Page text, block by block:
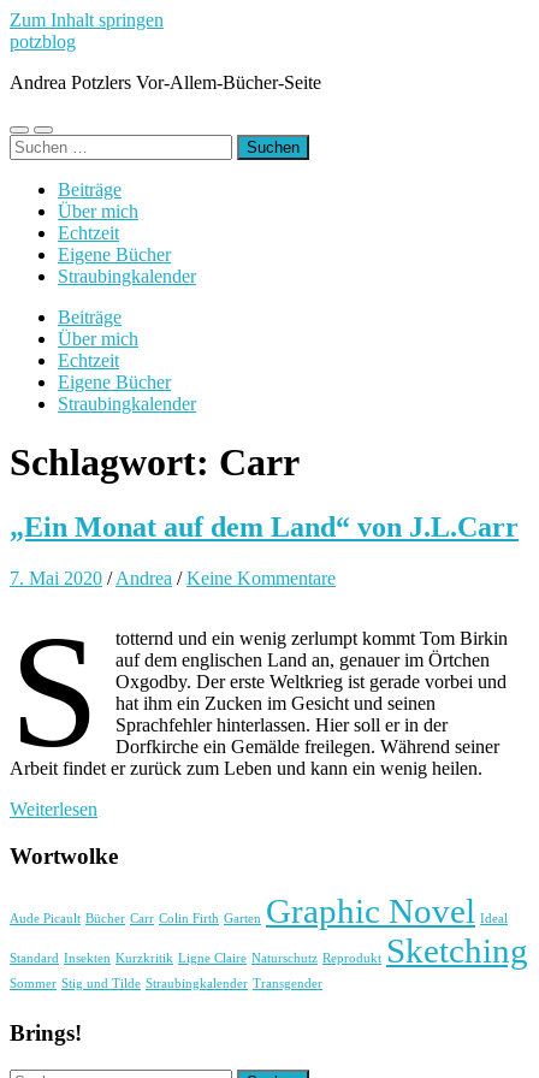
Zum Inhalt springen
potzblog
Andrea Potzlers Vor-Allem-Bücher-Seite
Mobile-
Menü
Suchfeld
ein-/ausblenden
Suchen
nach:
Beiträge
Über mich
Echtzeit
Eigene Bücher
Straubingkalender
Beiträge
Über mich
Echtzeit
Eigene Bücher
Straubingkalender
Schlagwort: Carr
„Ein Monat auf dem Land“ von J.L.Carr
7. Mai 2020 /Andrea /Keine Kommentare
S
totternd und ein wenig zerlumpt kommt Tom Birkin
auf dem englischen Land an, genauer im Örtchen
Oxgodby. Der erste Weltkrieg ist gerade vorbei und
hat ihm ein Zucken im Gesicht und seinen
Sprachfehler hinterlassen. Hier soll er in der
Dorfkirche ein Gemälde freilegen. Während seiner
Arbeit findet er zurück zum Leben und kann ein wenig heilen.
Weiterlesen
Wortwolke
Aude Picault Bücher Carr Colin Firth Garten Graphic Novel Ideal
Standard Insekten Kurzkritik Ligne Claire Naturschutz Reprodukt Sketching
Sommer Stig und Tilde Straubingkalender Transgender
Brings!